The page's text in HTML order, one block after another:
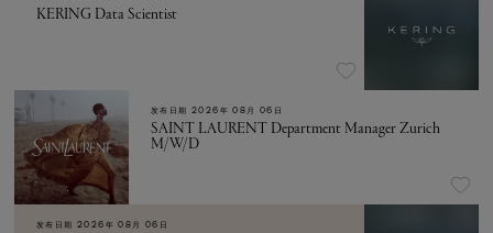
KERING Data Scientist
发布日期 2026年 08月 06日
SAINT LAURENT Department Manager Zurich
M/W/D
发布日期 2026年 08月 06日